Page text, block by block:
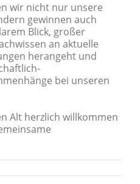
wir nicht nur unsere
gewinnen auch
Blick, großer
an aktuelle
herangeht und
bei unseren
Alt herzlich willkommen